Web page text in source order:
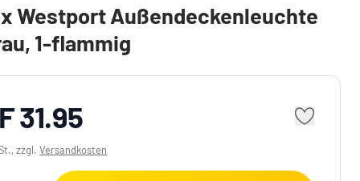
Westport Außendeckenleuchte
1-flammig
31.95
zzgl.Versandkosten